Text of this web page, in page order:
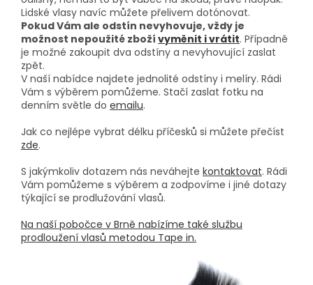
Lidské vlasy navíc můžete přelivem dotónovat.
Pokud Vám ale odstín nevyhovuje, vždy je
možnost nepoužité zboží vyměnit i vrátit. Případně
je možné zakoupit dva odstíny a nevyhovující zaslat
zpět.
V naší nabídce najdete jednolité odstíny i melíry. Rádi
Vám s výběrem pomůžeme. Stačí zaslat fotku na
denním světle do emailu.
Jak co nejlépe vybrat délku příčesků si můžete přečíst
zde.
S jakýmkoliv dotazem nás neváhejte kontaktovat. Rádi
Vám pomůžeme s výběrem a zodpovíme i jiné dotazy
týkající se prodlužování vlasů.
Na naší pobočce v Brně nabízíme také službu
prodloužení vlasů metodou Tape in.